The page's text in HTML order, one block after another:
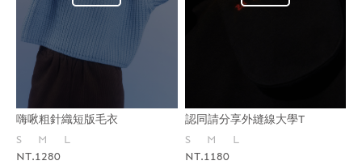
嗨啾粗針織短版毛衣
S
M
L
NT.1280
認同請分享外縫線大學T
S
M
L
NT.1180